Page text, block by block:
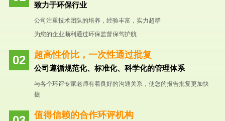
致力于环保行业
公司注重技术团队的培养，经验丰富，实力超群
为您的企业顺利通过环保监督保驾护航
超高性价比，一次性通过批复
公司遵循规范化、标准化、科学化的管理体系
与各个环评专家老师有着良好的沟通关系，使您的报告批复更加快
捷
值得信赖的合作环评机构